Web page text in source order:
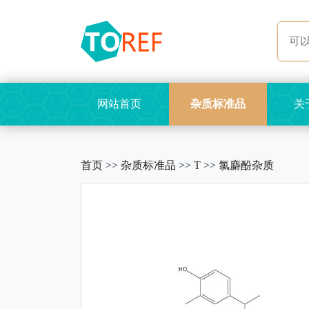
网站首页 杂质标准品 关
首页 >> 杂质标准品 >> T >> 氯麝酚杂质